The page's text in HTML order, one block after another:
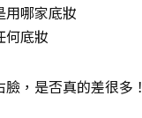
用哪家底妝
何底妝
，是否真的差很多！